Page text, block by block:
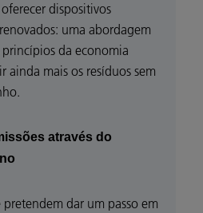
dispositivos
uma abordagem
da economia
ainda mais os resíduos sem
através do
pretendem dar um passo em